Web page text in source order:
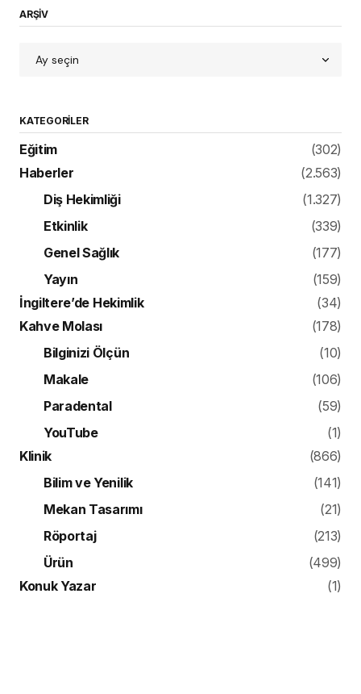
ARŞİV
KATEGORILER
Eğitim
(302)
Haberler
(2.563)
Diş Hekimliği
(1.327)
Etkinlik
(339)
Genel Sağlık
(177)
Yayın
(159)
İngiltere’de Hekimlik
(34)
Kahve Molası
(178)
Bilginizi Ölçün
(10)
Makale
(106)
Paradental
(59)
YouTube
(1)
Klinik
(866)
Bilim ve Yenilik
(141)
Mekan Tasarımı
(21)
Röportaj
(213)
Ürün
(499)
Konuk Yazar
(1)